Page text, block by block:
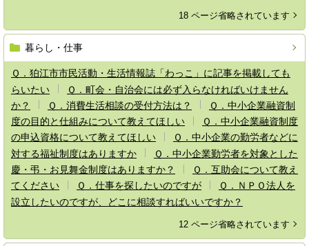
18 ページ省略されています
暮らし・仕事
Ｑ．狛江市市民活動・生活情報誌「わっこ」に記事を掲載しても
らいたい
Ｑ．町会・自治会には必ず入らなければいけません
か？
Ｑ．消費生活相談の受付方法は？
Ｑ．中小企業融資制
度の目的と仕組みについて教えてほしい
Ｑ．中小企業融資制度
の申込資格について教えてほしい
Ｑ．中小企業の勤労者などに
対する福祉制度はありますか
Ｑ．中小企業勤労者を対象とした
慶・弔・お見舞金制度はありますか？
Ｑ．互助会について教え
てください
Ｑ．仕事を探したいのですが
Ｑ．ＮＰＯ法人を
設立したいのですが、どこに相談すればいいですか？
12 ページ省略されています